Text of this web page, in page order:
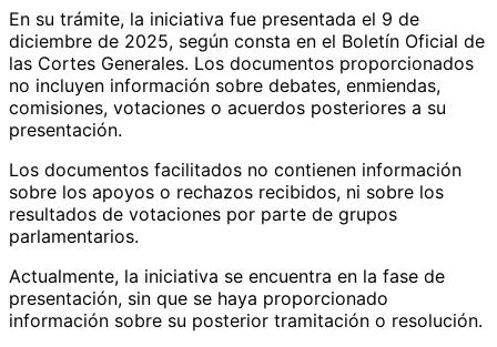
En su trámite, la iniciativa fue presentada el 9 de
diciembre de 2025, según consta en el Boletín Oficial de
las Cortes Generales. Los documentos proporcionados
no incluyen información sobre debates, enmiendas,
comisiones, votaciones o acuerdos posteriores a su
presentación.
Los documentos facilitados no contienen información
sobre los apoyos o rechazos recibidos, ni sobre los
resultados de votaciones por parte de grupos
parlamentarios.
Actualmente, la iniciativa se encuentra en la fase de
presentación, sin que se haya proporcionado
información sobre su posterior tramitación o resolución.